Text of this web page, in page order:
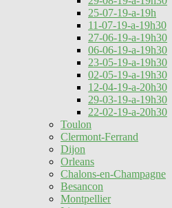
25-07-19-a-19h
11-07-19-a-19h30
27-06-19-a-19h30
06-06-19-a-19h30
23-05-19-a-19h30
02-05-19-a-19h30
12-04-19-a-20h30
29-03-19-a-19h30
22-02-19-a-20h30
Toulon
Clermont-Ferrand
Dijon
Orleans
Chalons-en-Champagne
Besancon
Montpellier